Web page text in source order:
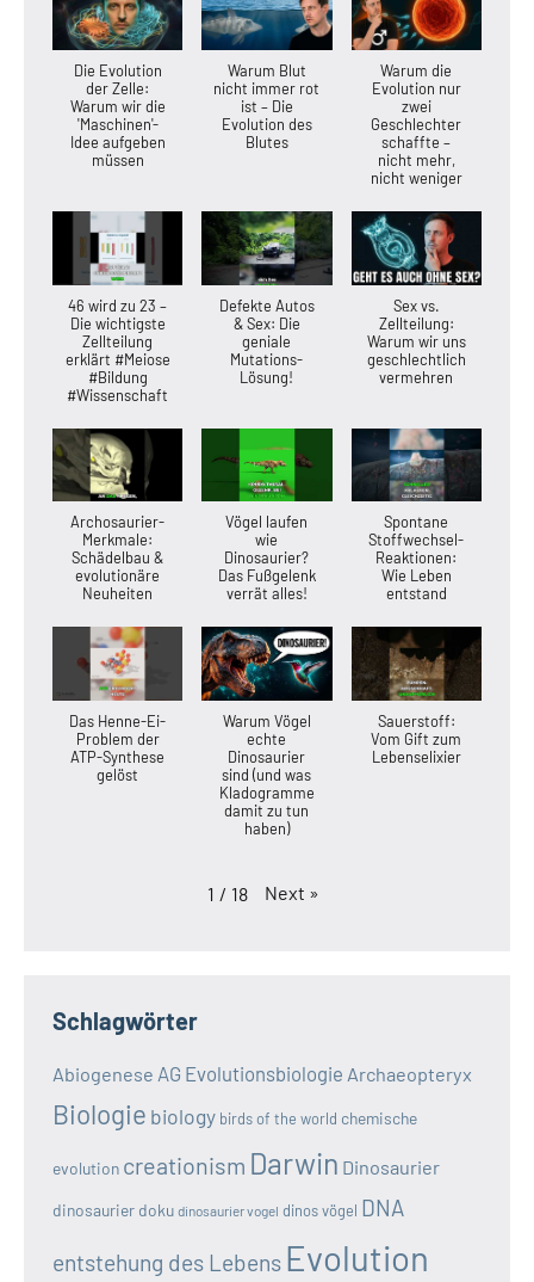
Die Evolution
der Zelle:
Warum wir die
'Maschinen'-
Idee aufgeben
müssen
Warum Blut
nicht immer rot
ist – Die
Evolution des
Blutes
Warum die
Evolution nur
zwei
Geschlechter
schaffte –
nicht mehr,
nicht weniger
46 wird zu 23 –
Die wichtigste
Zellteilung
erklärt #Meiose
#Bildung
#Wissenschaft
Defekte Autos
& Sex: Die
geniale
Mutations-
Lösung!
Sex vs.
Zellteilung:
Warum wir uns
geschlechtlich
vermehren
Archosaurier-
Merkmale:
Schädelbau &
evolutionäre
Neuheiten
Vögel laufen
wie
Dinosaurier?
Das Fußgelenk
verrät alles!
Spontane
Stoffwechsel-
Reaktionen:
Wie Leben
entstand
Das Henne-Ei-
Problem der
ATP-Synthese
gelöst
Warum Vögel
echte
Dinosaurier
sind (und was
Kladogramme
damit zu tun
haben)
Sauerstoff:
Vom Gift zum
Lebenselixier
1 / 18 Next »
Schlagwörter
Abiogenese AG Evolutionsbiologie Archaeopteryx
Biologie biology birds of the world chemische
evolution creationism Darwin Dinosaurier
dinosaurier doku dinosaurier vogel dinos vögel DNA
entstehung des Lebens Evolution